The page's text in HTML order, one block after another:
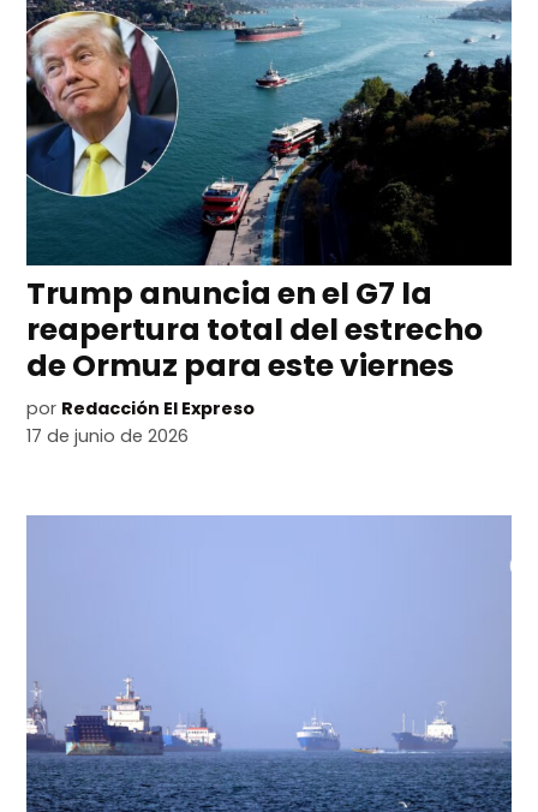
Trump anuncia en el G7 la
reapertura total del estrecho
de Ormuz para este viernes
por Redacción El Expreso
17 de junio de 2026